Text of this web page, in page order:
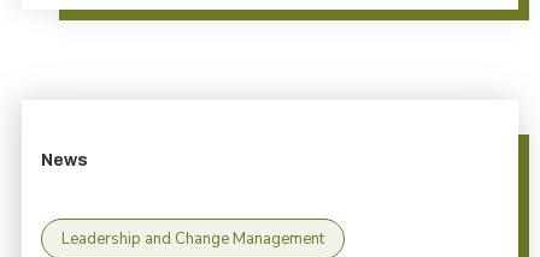
News
Leadership and Change Management